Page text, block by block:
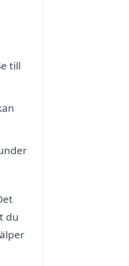
till
du